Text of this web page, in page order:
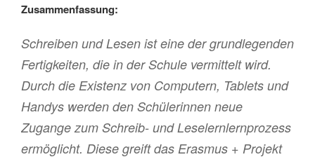
Zusammenfassung:
Schreiben und Lesen ist eine der grundlegenden
Fertigkeiten, die in der Schule vermittelt wird.
Durch die Existenz von Computern, Tablets und
Handys werden den Schülerinnen neue
Zugange zum Schreib- und Leselernlernprozess
ermöglicht. Diese greift das Erasmus + Projekt